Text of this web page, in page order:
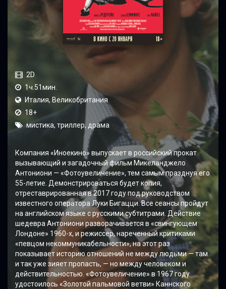
2D
1ч.51мин.
Италия, Великобритания
18+
мистика, триллер, драма
Компания «Иноекино» выпускает в российский прокат
вызывающий и загадочный фильм Микеланджело
Антониони — «Фотоувеличение», тем самым празднуя его
55-летие. Демонстрироваться будет копия,
отреставрированная в 2017 году под руководством
известного оператора Луки Бигацци. Все сеансы пройдут
на английском языке с русскими субтитрами. Действие
шедевра Антониони разворачивается в «свингующем
Лондоне» 1960-х, и режиссер, нареченный критиками
«певцом некоммуникабельности», на этот раз
показывает историю отношений не между людьми — там
и так уже зияет пропасть, — но между человеком и
действительностью. «Фотоувеличение» в 1967 году
удостоилось «Золотой пальмовой ветви» Каннского